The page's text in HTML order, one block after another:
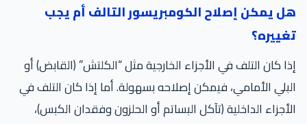
هل يمكن إصلاح الكومبريسور التالف أم يجب
تغييره؟
إذا كان التلف في الأجزاء الخارجية مثل “الكلتش” (القابض) أو
البلي الأمامي، فيمكن إصلاحه بسهولة. أما إذا كان التلف في
الأجزاء الداخلية (تآكل البساتم أو الحلزون وفقدان الكبس)،